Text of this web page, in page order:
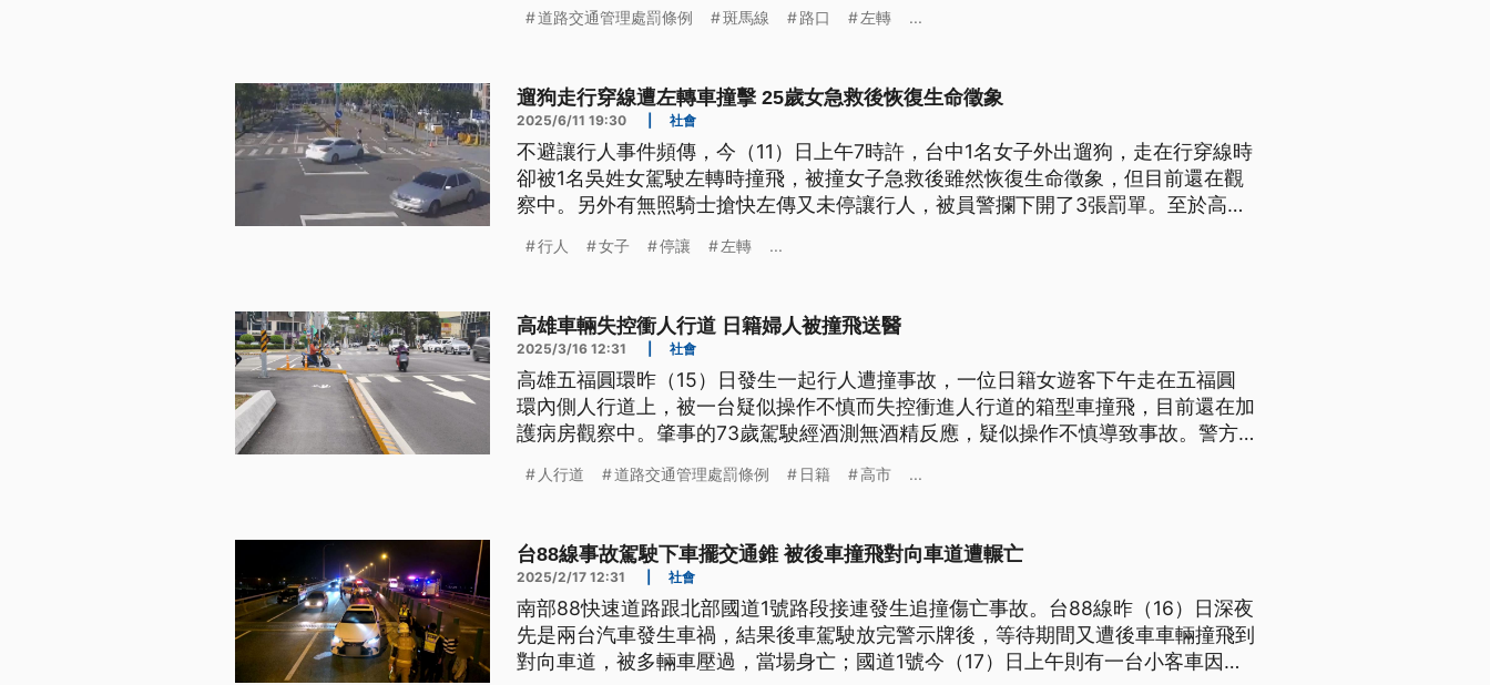
PO文，呼籲學校加強宣導。
道路交通管理處罰條例 斑馬線 路口 左轉 ...
遛狗走行穿線遭左轉車撞擊 25歲女急救後恢復生命徵象
2025/6/11 19:30 社會
不避讓行人事件頻傳，今（11）日上午7時許，台中1名女子外出遛狗，走在行穿線時
卻被1名吳姓女駕駛左轉時撞飛，被撞女子急救後雖然恢復生命徵象，但目前還在觀
察中。另外有無照騎士搶快左傳又未停讓行人，被員警攔下開了3張罰單。至於高雄
發。
行人 女子 停讓 左轉 ...
高雄車輛失控衝人行道 日籍婦人被撞飛送醫
2025/3/16 12:31 社會
高雄五福圓環昨（15）日發生一起行人遭撞事故，一位日籍女遊客下午走在五福圓
環內側人行道上，被一台疑似操作不慎而失控衝進人行道的箱型車撞飛，目前還在加
護病房觀察中。肇事的73歲駕駛經酒測無酒精反應，疑似操作不慎導致事故。警方
人行道 道路交通管理處罰條例 日籍 高市 ...
台88線事故駕駛下車擺交通錐 被後車撞飛對向車道遭輾亡
2025/2/17 12:31 社會
南部88快速道路跟北部國道1號路段接連發生追撞傷亡事故。台88線昨（16）日深夜
先是兩台汽車發生車禍，結果後車駕駛放完警示牌後，等待期間又遭後車車輛撞飛到
對向車道，被多輛車壓過，當場身亡；國道1號今（17）日上午則有一台小客車因故